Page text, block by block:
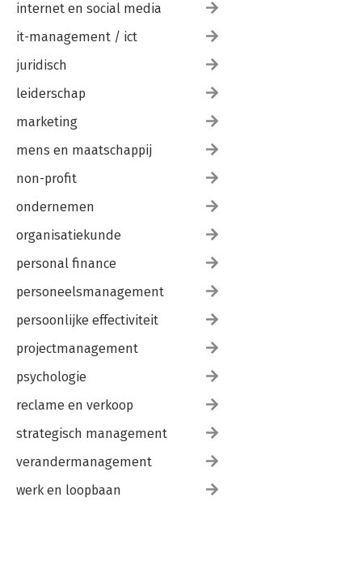
internet en social media
it-management / ict
juridisch
leiderschap
marketing
mens en maatschappij
non-profit
ondernemen
organisatiekunde
personal finance
personeelsmanagement
persoonlijke effectiviteit
projectmanagement
psychologie
reclame en verkoop
strategisch management
verandermanagement
werk en loopbaan